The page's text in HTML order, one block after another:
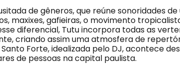
de gêneros, que reúne sonoridades
maxixes, gafieiras, o movimento
diferencial, Tutu incorpora todas as
criando assim uma atmosfera de
Forte, idealizada pelo DJ, acontece
de pessoas na capital paulista.